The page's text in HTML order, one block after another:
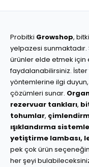
Probitki Growshop,
yelpazesi sunmaktadır.
ürünler elde etmek için
faydalanabilirsiniz.
yöntemlerine ilgi
çözümleri sunar.
rezervuar tankları,
tohumlar,
ışıklandırma
yetiştirme lambası,
pek çok ürün
her şeyi